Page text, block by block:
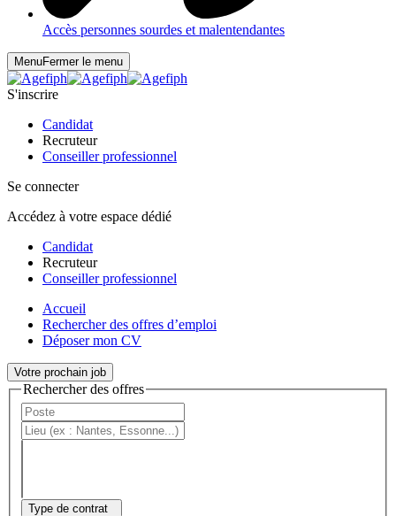
Accès personnes sourdes et malentendantes
MenuFermer le menu
S'inscrire
Candidat
Recruteur
Conseiller professionnel
Se connecter
Accédez à votre espace dédié
Candidat
Recruteur
Conseiller professionnel
Accueil
Rechercher des offres d’emploi
Déposer mon CV
Votre prochain job
Rechercher des offres
Type de contrat